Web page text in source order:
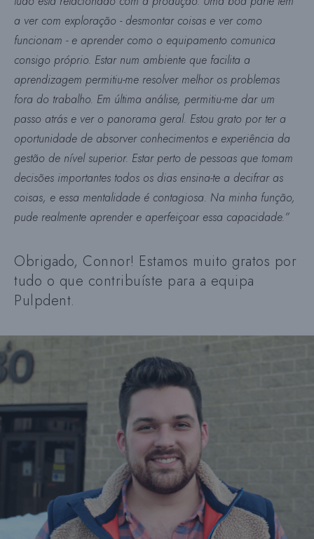
a ver com exploração - desmontar coisas e ver como
funcionam - e aprender como o equipamento comunica
consigo próprio. Estar num ambiente que facilita a
aprendizagem permitiu-me resolver melhor os problemas
fora do trabalho. Em última análise, permitiu-me dar um
passo atrás e ver o panorama geral. Estou grato por ter a
oportunidade de absorver conhecimentos e experiência da
gestão de nível superior. Estar perto de pessoas que tomam
decisões importantes todos os dias ensina-te a decifrar as
coisas, e essa mentalidade é contagiosa. Na minha função,
pude realmente aprender e aperfeiçoar essa capacidade.”
Obrigado, Connor! Estamos muito gratos por
tudo o que contribuíste para a equipa
Pulpdent.